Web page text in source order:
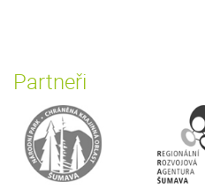
Partneři